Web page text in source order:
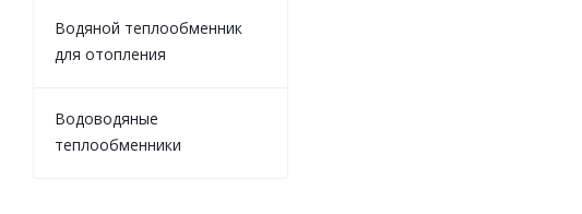
Водяной теплообменник
для отопления
Водоводяные
теплообменники